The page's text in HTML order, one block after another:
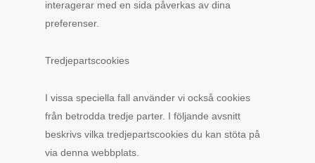
interagerar med en sida påverkas av dina
preferenser.
Tredjepartscookies
I vissa speciella fall använder vi också cookies
från betrodda tredje parter. I följande avsnitt
beskrivs vilka tredjepartscookies du kan stöta på
via denna webbplats.